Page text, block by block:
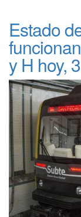
Estado
y H hoy,